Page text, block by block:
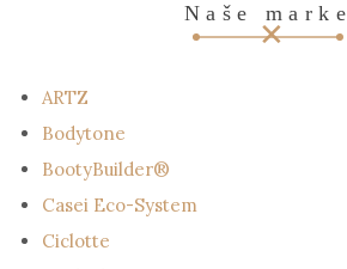
Naše marke
ARTZ
Bodytone
BootyBuilder®
Casei Eco-System
Ciclotte